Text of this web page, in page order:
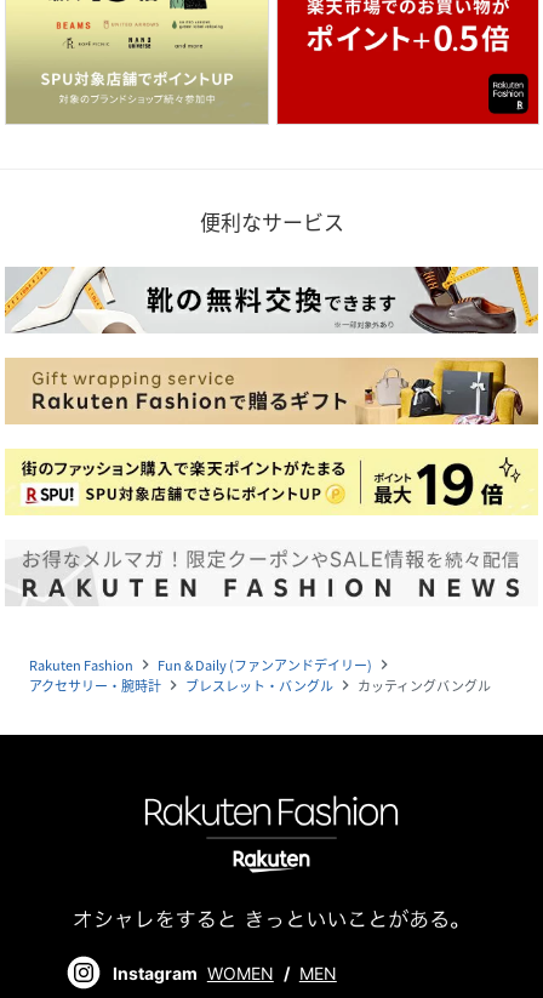
便利なサービス
Rakuten Fashion navigate_next Fun & Daily (ファンアンドデイリー) navigate_next
アクセサリー・腕時計 navigate_next ブレスレット・バングル navigate_next カッティングバングル
Instagram WOMEN / MEN